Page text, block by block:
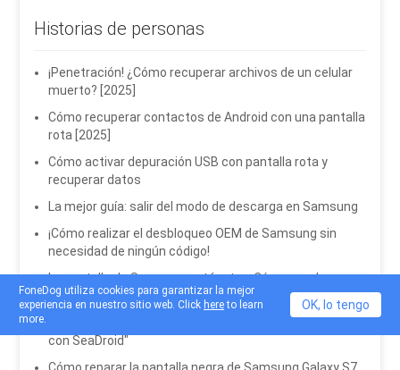
Historias de personas
¡Penetración! ¿Cómo recuperar archivos de un celular
muerto? [2025]
Cómo recuperar contactos de Android con una pantalla
rota [2025]
Cómo activar depuración USB con pantalla rota y
recuperar datos
La mejor guía: salir del modo de descarga en Samsung
¡Cómo realizar el desbloqueo OEM de Samsung sin
necesidad de ningún código!
La pantalla de Samsung está rota. ¿Cómo puedo
recuperar datos? [2025]
con SeaDroid"
FoneDog utiliza cookies para garantizar la mejor
experiencia en nuestro sitio web. Click hereto learn
more.
OK, lo tengo